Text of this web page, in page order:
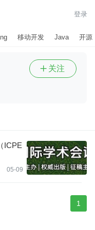
登录
移动开发 Java 开源
 关注
ICPE
05-09
1